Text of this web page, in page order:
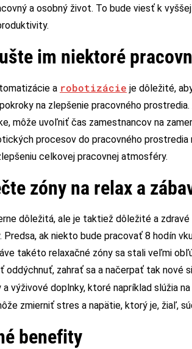
a osobný život. To bude viesť k
im niektoré
a robotizácie je dôležité,
na zlepšenie pracovného
môže uvoľniť čas zamestnancov na
procesov do pracovného
celkovej pracovnej atmosféry.
zóny na relax a
dôležitá, ale je taktiež dôležité a
Predsa, ak niekto bude pracovať 8 hodín
takéto relaxačné zóny sa stali veľmi
oddýchnuť, zahrať sa a načerpať tak
a výživové doplnky, ktoré napríklad slúžia
zmierniť stres a napätie, ktorý je, žiaľ,
benefity